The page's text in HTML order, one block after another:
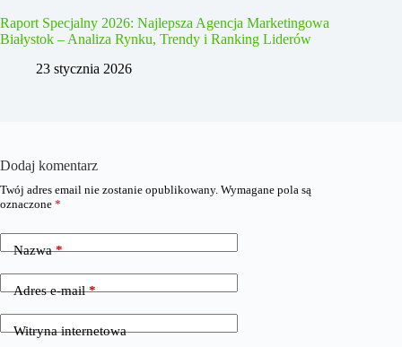
Raport Specjalny 2026: Najlepsza Agencja Marketingowa
Białystok – Analiza Rynku, Trendy i Ranking Liderów
23 stycznia 2026
Dodaj komentarz
Twój adres email nie zostanie opublikowany. Wymagane pola są
oznaczone *
Nazwa*
Adres e-mail*
Witryna internetowa